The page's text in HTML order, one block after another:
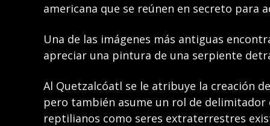
americana que se reúnen en secreto para
Una de las imágenes más antiguas
apreciar una pintura de una serpiente
Al Quetzalcóatl se le atribuye la creación
pero también asume un rol de delimitador
reptilianos como seres extraterrestres